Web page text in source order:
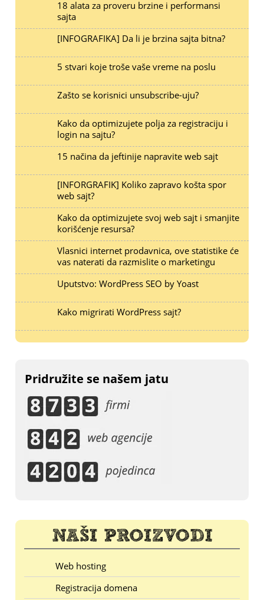
18 alata za proveru brzine i performansi
sajta
[INFOGRAFIKA] Da li je brzina sajta bitna?
5 stvari koje troše vaše vreme na poslu
Zašto se korisnici unsubscribe-uju?
Kako da optimizujete polja za registraciju i
login na sajtu?
15 načina da jeftinije napravite web sajt
[INFORGRAFIK] Koliko zapravo košta spor
web sajt?
Kako da optimizujete svoj web sajt i smanjite
korišćenje resursa?
Vlasnici internet prodavnica, ove statistike će
vas naterati da razmislite o marketingu
Uputstvo: WordPress SEO by Yoast
Kako migrirati WordPress sajt?
Pridružite se našem jatu
Web hosting
Registracija domena